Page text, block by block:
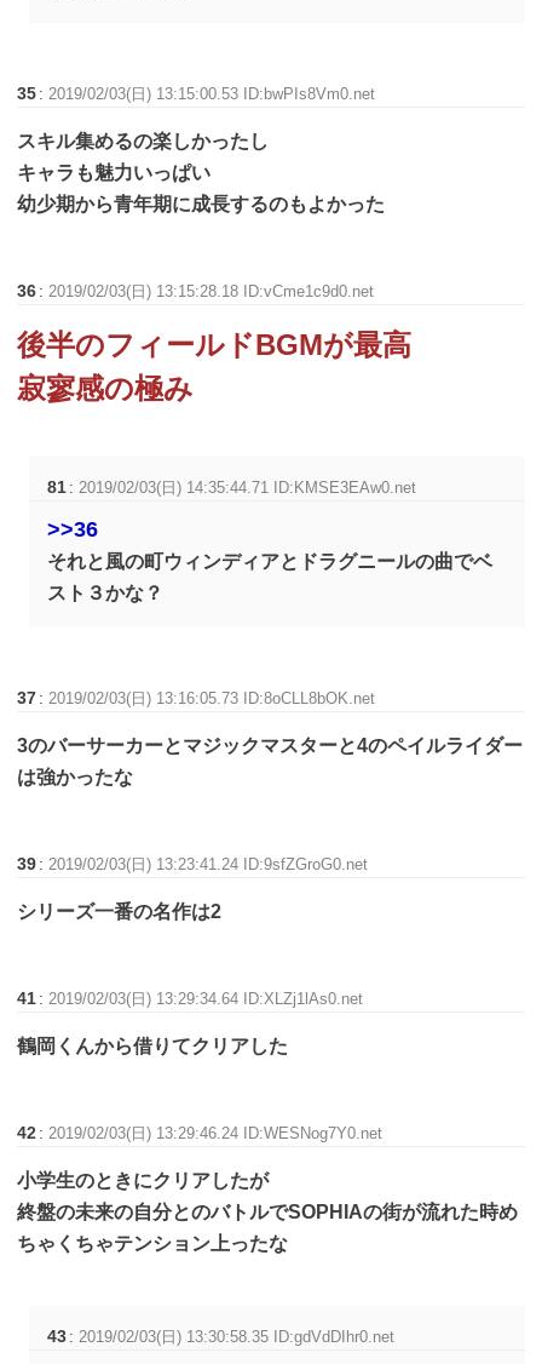
35 : 2019/02/03(日) 13:15:00.53 ID:bwPIs8Vm0.net
スキル集めるの楽しかったし
キャラも魅力いっぱい
幼少期から青年期に成長するのもよかった
36 : 2019/02/03(日) 13:15:28.18 ID:vCme1c9d0.net
後半のフィールドBGMが最高
寂寥感の極み
81 : 2019/02/03(日) 14:35:44.71 ID:KMSE3EAw0.net
>>36
それと風の町ウィンディアとドラグニールの曲でベ
スト３かな？
37 : 2019/02/03(日) 13:16:05.73 ID:8oCLL8bOK.net
3のバーサーカーとマジックマスターと4のペイルライダー
は強かったな
39 : 2019/02/03(日) 13:23:41.24 ID:9sfZGroG0.net
シリーズ一番の名作は2
41 : 2019/02/03(日) 13:29:34.64 ID:XLZj1lAs0.net
鶴岡くんから借りてクリアした
42 : 2019/02/03(日) 13:29:46.24 ID:WESNog7Y0.net
小学生のときにクリアしたが
終盤の未来の自分とのバトルでSOPHIAの街が流れた時め
ちゃくちゃテンション上ったな
43 : 2019/02/03(日) 13:30:58.35 ID:gdVdDIhr0.net